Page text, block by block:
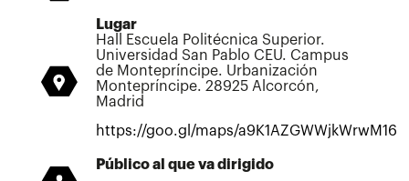
Lugar
Hall Escuela Politécnica Superior.
Universidad San Pablo CEU. Campus
de Montepríncipe. Urbanización
Montepríncipe. 28925 Alcorcón,
Madrid
https://goo.gl/maps/a9K1AZGWWjkWrwM16
Público al que va dirigido